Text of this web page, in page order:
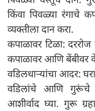
किंवा पिवळ्या रंगाचे
व्यक्तीला दान करा.
कपाळावर टिळा:
कपाळावर आणि बेंबीवर
वडिलधाऱ्यांचा आदर:
वडिलांचे आणि गुरूंचे
आशीर्वाद घ्या. गुरू